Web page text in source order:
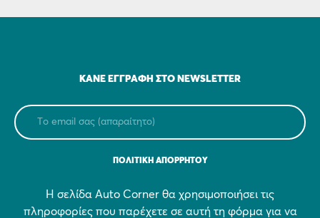
ΚΆΝΕ ΕΓΓΡΑΦΉ ΣΤΟ NEWSLETTER
ΠΟΛΙΤΙΚΗ ΑΠΟΡΡΗΤΟΥ
Η σελίδα Auto Corner θα χρησιμοποιήσει τις
πληροφορίες που παρέχετε σε αυτή τη φόρμα για να